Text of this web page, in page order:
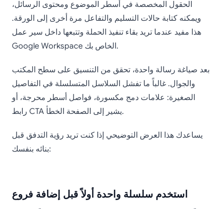
الحقول المخصصة في أسطر الموضوع ومحتوى الرسائل،
ويمكنه كتابة حالات التسليم والتفاعل مرة أخرى إلى الورقة.
هذا مفيد عندما تريد بقاء تنفيذ الحملة وتتبعها داخل سير عمل
Google Workspace الخاص بك.
بعد صياغة رسالة واحدة، تحقق من التنسيق على سطح المكتب
والجوال. غالباً ما تفشل السلاسل المتسلسلة في التفاصيل
الصغيرة: علامات دمج مكسورة، فواصل أسطر محرجة، أو
رابط CTA يشير إلى الصفحة الخطأ.
يساعدك هذا العرض التوضيحي إذا كنت تريد رؤية التدفق قبل
بنائه بنفسك:
استخدم سلسلة واحدة أولاً قبل إضافة فروع